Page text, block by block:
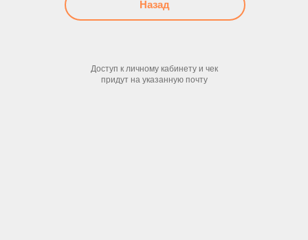
Доступ к личному кабинету и чек
придут на указанную почту
Назад